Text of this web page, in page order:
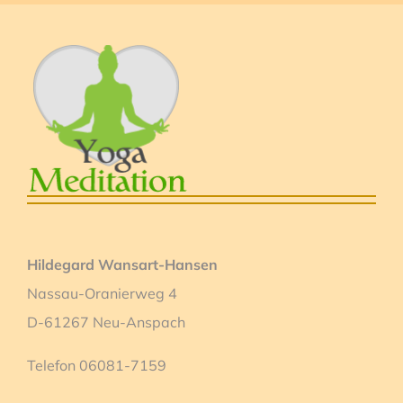
Hildegard Wansart-Hansen
Nassau-Oranierweg 4
D-61267 Neu-Anspach
Telefon 06081-7159